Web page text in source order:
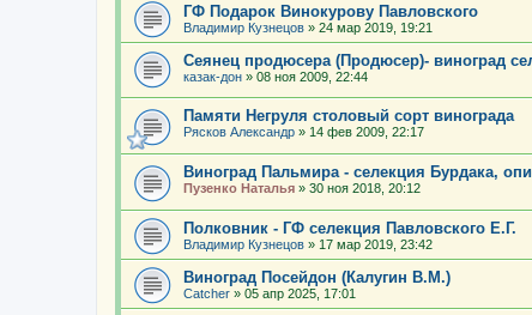
ГФ Подарок Винокурову Павловского
Владимир Кузнецов » 24 мар 2019, 19:21
Сеянец продюсера (Продюсер)- виноград
казак-дон » 08 ноя 2009, 22:44
Памяти Негруля столовый сорт винограда
Рясков Александр » 14 фев 2009, 22:17
Виноград Пальмира - селекция Бурдака,
Пузенко Наталья » 30 ноя 2018, 20:12
Полковник - ГФ селекция Павловского Е.Г.
Владимир Кузнецов » 17 мар 2019, 23:42
Виноград Посейдон (Калугин В.М.)
Catcher » 05 апр 2025, 17:01